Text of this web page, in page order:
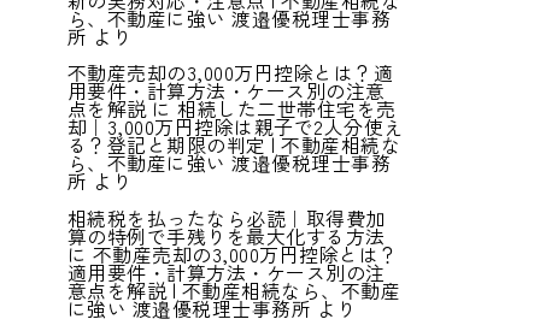
ら、不動産に強い 渡邉優税理士事務
所より
不動産売却の3,000万円控除とは？適
用要件・計算方法・ケース別の注意
点を解説に相続した二世帯住宅を売
却｜3,000万円控除は親子で2人分使え
る？登記と期限の判定 | 不動産相続な
ら、不動産に強い 渡邉優税理士事務
所より
相続税を払ったなら必読｜取得費加
算の特例で手残りを最大化する方法
に 不動産売却の3,000万円控除とは？
適用要件・計算方法・ケース別の注
意点を解説 | 不動産相続なら、不動産
に強い 渡邉優税理士事務所より